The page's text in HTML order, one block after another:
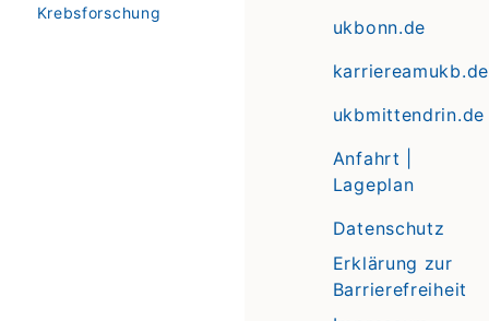
Krebsforschung
ukbonn.de
karriereamukb.de
ukbmittendrin.de
Anfahrt |
Lageplan
Datenschutz
Erklärung zur
Barrierefreiheit